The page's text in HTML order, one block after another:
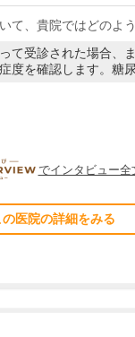
て、貴院ではどのよ
て受診された場合、
度を確認します。糖
DOCTORVIEW
でインタビュー全
の医院の詳細をみる